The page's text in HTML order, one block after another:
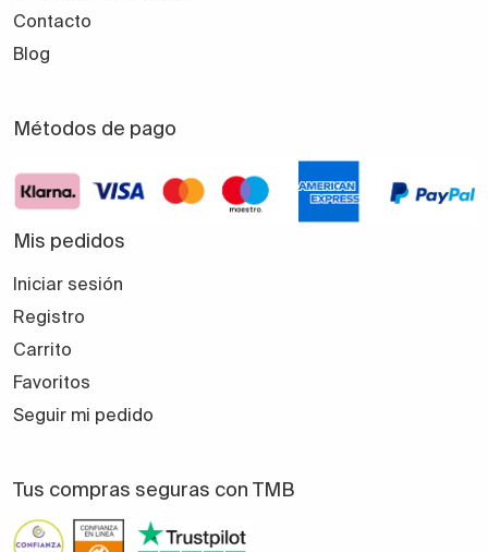
Contacto
Blog
Métodos de pago
Mis pedidos
Iniciar sesión
Registro
Carrito
Favoritos
Seguir mi pedido
Tus compras seguras con TMB